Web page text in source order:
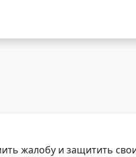
жалобу и защитить